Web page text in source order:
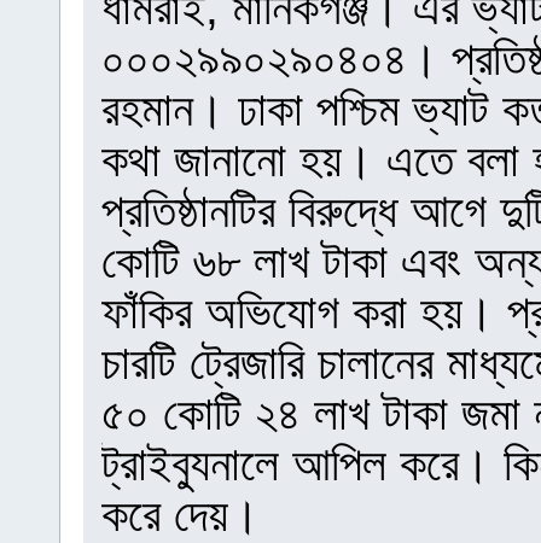
০০০২৯৯০২৯০৪০৪।
রহমান। ঢাকা পশ্চিম ভ্যাট
কথা জানানো হয়। এতে বলা
প্রতিষ্ঠানটির বিরুদ্ধে আগে
কোটি ৬৮ লাখ টাকা এবং
ফাঁকির অভিযোগ করা হয়।
চারটি ট্রেজারি চালানের
৫০ কোটি ২৪ লাখ টাকা জমা
ট্রাইব্যুনালে আপিল করে।
করে দেয়।